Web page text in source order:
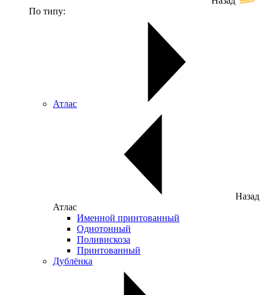
По типу:
Атлас
Назад
Атлас
Именной принтованный
Однотонный
Поливискоза
Принтованный
Дублёнка